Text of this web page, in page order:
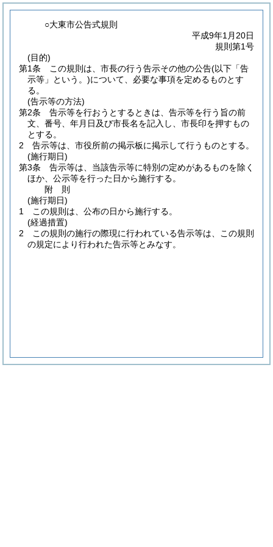
○大東市公告式規則
平成9年1月20日
規則第1号
(目的)
第1条
この規則は、市長の行う告示その他の公告(以下「告
示等」という。)について、必要な事項を定めるものとす
る。
(告示等の方法)
第2条
告示等を行おうとするときは、告示等を行う旨の前
文、番号、年月日及び市長名を記入し、市長印を押すもの
とする。
2
告示等は、市役所前の掲示板に掲示して行うものとする。
(施行期日)
第3条
告示等は、当該告示等に特別の定めがあるものを除く
ほか、公示等を行った日から施行する。
附 則
(施行期日)
1
この規則は、公布の日から施行する。
(経過措置)
2
この規則の施行の際現に行われている告示等は、この規則
の規定により行われた告示等とみなす。